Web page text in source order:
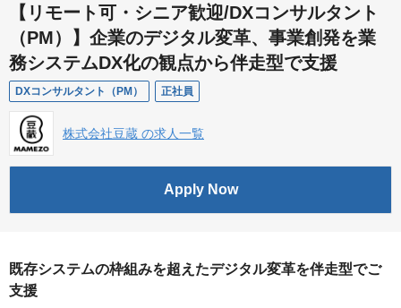
【リモート可・シニア歓迎/DXコンサルタント
（PM）】企業のデジタル変革、事業創発を業
務システムDX化の観点から伴走型で支援
DXコンサルタント（PM） 正社員
株式会社豆蔵 の求人一覧
Apply Now
既存システムの枠組みを超えたデジタル変革を伴走型でご
支援